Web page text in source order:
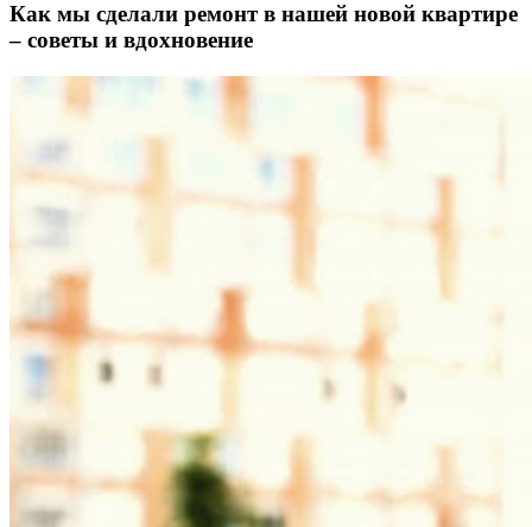
Как мы сделали ремонт в нашей новой квартире
– советы и вдохновение